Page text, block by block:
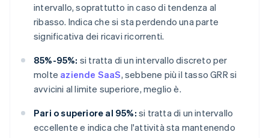
intervallo, soprattutto in caso di tendenza al
ribasso. Indica che si sta perdendo una parte
significativa dei ricavi ricorrenti.
85%-95%: si tratta di un intervallo discreto per
molte aziende SaaS, sebbene più il tasso GRR si
avvicini al limite superiore, meglio è.
Pari o superiore al 95%: si tratta di un intervallo
eccellente e indica che l'attività sta mantenendo